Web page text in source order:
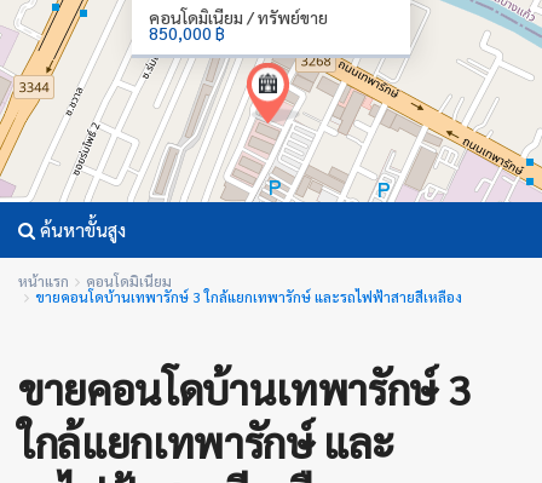
คอนโดมิเนียม / ทรัพย์ขาย
850,000 ฿
ค้นหาขั้นสูง
หน้าแรก
คอนโดมิเนียม
ขายคอนโดบ้านเทพารักษ์ 3 ใกล้แยกเทพารักษ์ และรถไฟฟ้าสายสีเหลือง
ขายคอนโดบ้านเทพารักษ์ 3
ใกล้แยกเทพารักษ์ และ